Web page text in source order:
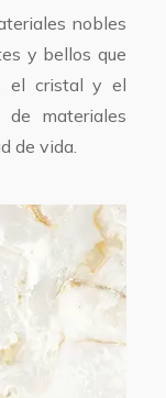
nobles
y bellos que
el cristal y el
de materiales
de vida.